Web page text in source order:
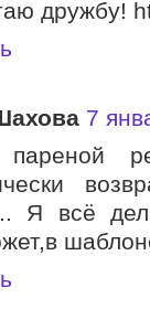
дружбу!
7
Я всё